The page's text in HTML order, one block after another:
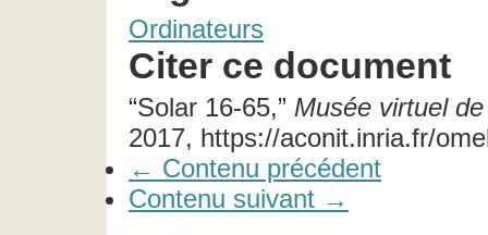
Ordinateurs
Citer ce document
“Solar 16-65,” Musée virtuel
2017, https://aconit.inria.fr/
← Contenu précédent
Contenu suivant →